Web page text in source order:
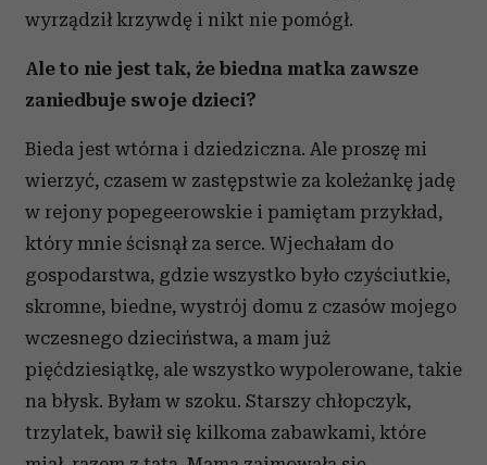
wyrządził krzywdę i nikt nie pomógł.
Ale to nie jest tak, że biedna matka zawsze
zaniedbuje swoje dzieci?
Bieda jest wtórna i dziedziczna. Ale proszę mi
wierzyć, czasem w zastępstwie za koleżankę jadę
w rejony popegeerowskie i pamiętam przykład,
który mnie ścisnął za serce. Wjechałam do
gospodarstwa, gdzie wszystko było czyściutkie,
skromne, biedne, wystrój domu z czasów mojego
wczesnego dzieciństwa, a mam już
pięćdziesiątkę, ale wszystko wypolerowane, takie
na błysk. Byłam w szoku. Starszy chłopczyk,
trzylatek, bawił się kilkoma zabawkami, które